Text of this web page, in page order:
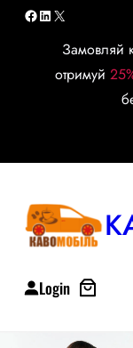
Перейти
содержимому
Facebook
LinkedIn
X
Замовляй
отримуй
Login